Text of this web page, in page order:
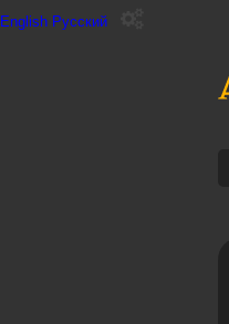
English Русский